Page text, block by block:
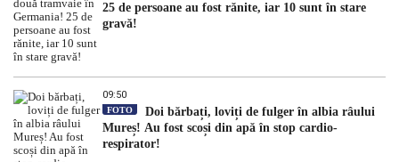
25 de persoane au fost rănite, iar 10 sunt în stare
gravă!
09:50
FOTO
Doi bărbați, loviți de fulger în albia râului
Mureș! Au fost scoși din apă în stop cardio-
respirator!